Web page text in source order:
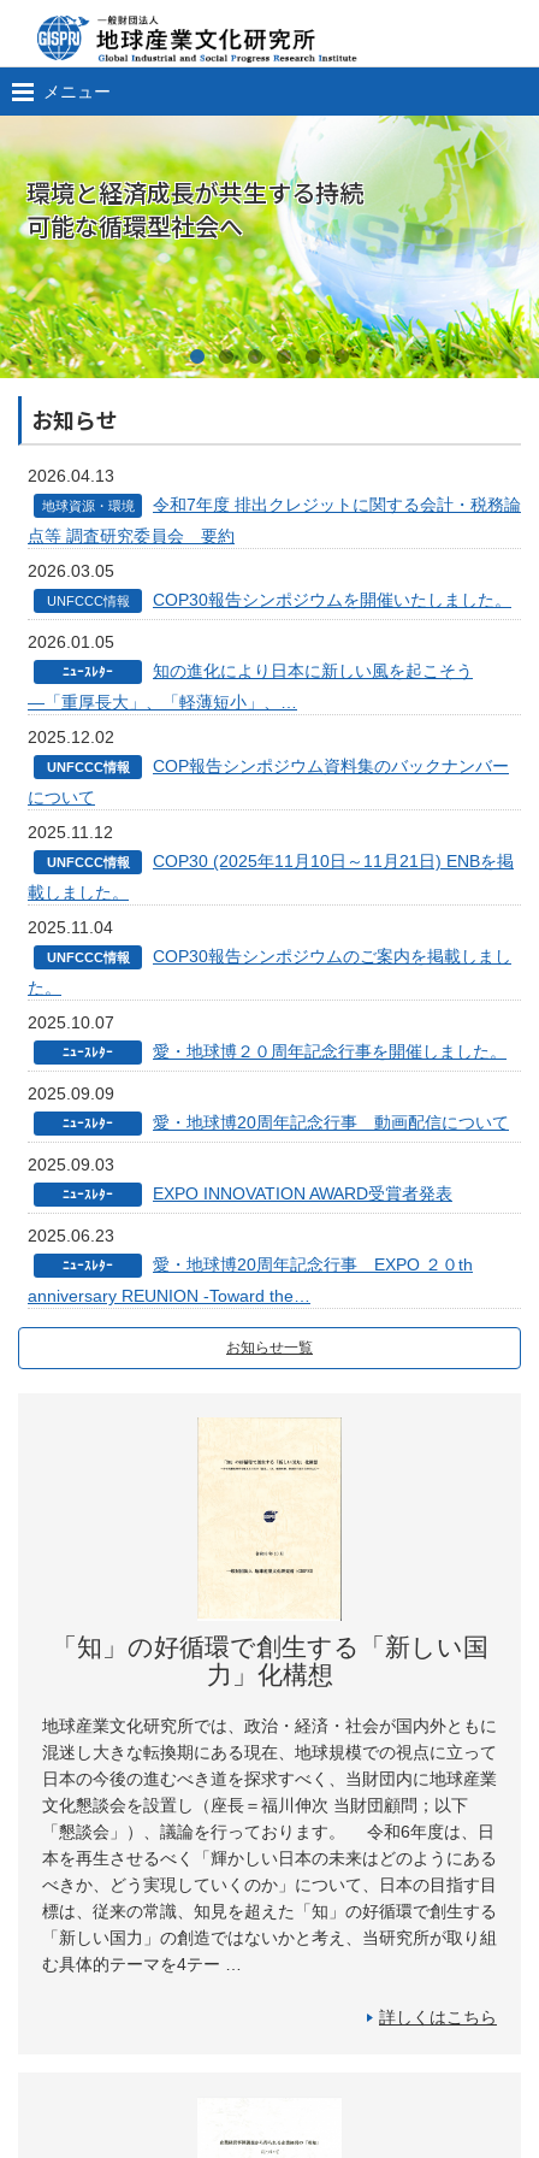
メニュー
環境と経済成長が共生する持続
可能な循環型社会へ
お知らせ
2026.04.13
地球資源・環境
令和7年度 排出クレジットに関する会計・税務論
点等 調査研究委員会 要約
2026.03.05
UNFCCC情報 COP30報告シンポジウムを開催いたしました。
2026.01.05
ﾆｭｰｽﾚﾀｰ
知の進化により日本に新しい風を起こそう
―「重厚長大」、「軽薄短小」、…
2025.12.02
UNFCCC情報
COP報告シンポジウム資料集のバックナンバー
について
2025.11.12
UNFCCC情報
COP30 (2025年11月10日～11月21日) ENBを掲
載しました。
2025.11.04
UNFCCC情報
COP30報告シンポジウムのご案内を掲載しまし
た。
2025.10.07
ﾆｭｰｽﾚﾀｰ 愛・地球博２０周年記念行事を開催しました。
2025.09.09
ﾆｭｰｽﾚﾀｰ 愛・地球博20周年記念行事 動画配信について
2025.09.03
ﾆｭｰｽﾚﾀｰ EXPO INNOVATION AWARD受賞者発表
2025.06.23
ﾆｭｰｽﾚﾀｰ
愛・地球博20周年記念行事 EXPO ２０th
anniversary REUNION -Toward the…
お知らせ一覧
「知」の好循環で創生する「新しい国
力」化構想
地球産業文化研究所では、政治・経済・社会が国内外ともに
混迷し大きな転換期にある現在、地球規模での視点に立って
日本の今後の進むべき道を探求すべく、当財団内に地球産業
文化懇談会を設置し（座長＝福川伸次 当財団顧問；以下
「懇談会」）、議論を行っております。 令和6年度は、日
本を再生させるべく「輝かしい日本の未来はどのようにある
べきか、どう実現していくのか」について、日本の目指す目
標は、従来の常識、知見を超えた「知」の好循環で創生する
「新しい国力」の創造ではないかと考え、当研究所が取り組
む具体的テーマを4テー …
詳しくはこちら